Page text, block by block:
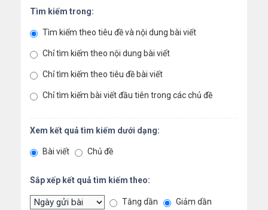
Tìm kiếm trong:
Tìm kiếm theo tiêu đề và nội dung bài viết
Chỉ tìm kiếm theo nội dung bài viết
Chỉ tìm kiếm theo tiêu đề bài viết
Chỉ tìm kiếm bài viết đầu tiên trong các chủ đề
Xem kết quả tìm kiếm dưới dạng:
Bài viết Chủ đề
Sắp xếp kết quả tìm kiếm theo:
Tăng dần Giảm dần